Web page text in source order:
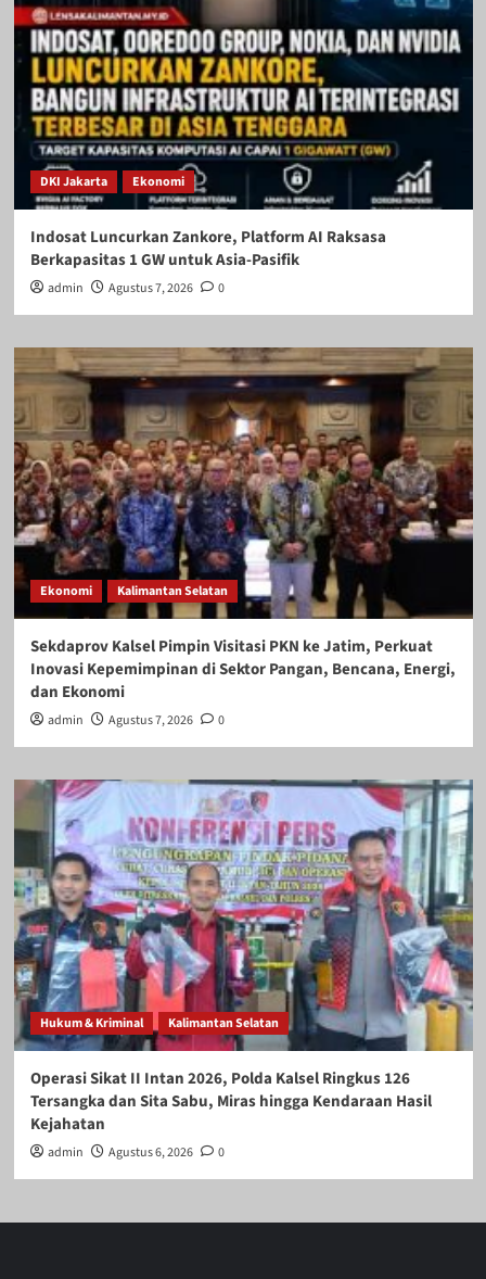
DKI Jakarta Ekonomi
Indosat Luncurkan Zankore, Platform AI Raksasa
Berkapasitas 1 GW untuk Asia-Pasifik
admin Agustus 7, 2026 0
Ekonomi Kalimantan Selatan
Sekdaprov Kalsel Pimpin Visitasi PKN ke Jatim, Perkuat
Inovasi Kepemimpinan di Sektor Pangan, Bencana, Energi,
dan Ekonomi
admin Agustus 7, 2026 0
Hukum & Kriminal Kalimantan Selatan
Operasi Sikat II Intan 2026, Polda Kalsel Ringkus 126
Tersangka dan Sita Sabu, Miras hingga Kendaraan Hasil
Kejahatan
admin Agustus 6, 2026 0